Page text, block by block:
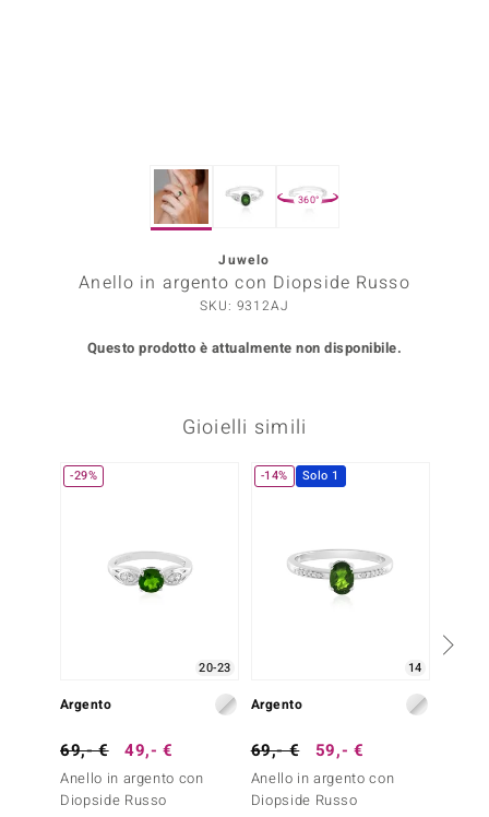
by de Melo
360°
Juwelo
Anello in argento con Diopside Russo
SKU: 9312AJ
Questo prodotto è attualmente non disponibile.
Gioielli simili
-29%
20-23
Argento
69,- € 49,- €
Anello in argento con
Diopside Russo
-14% Solo 1
14
Argento
69,- € 59,- €
Anello in argento con
Diopside Russo